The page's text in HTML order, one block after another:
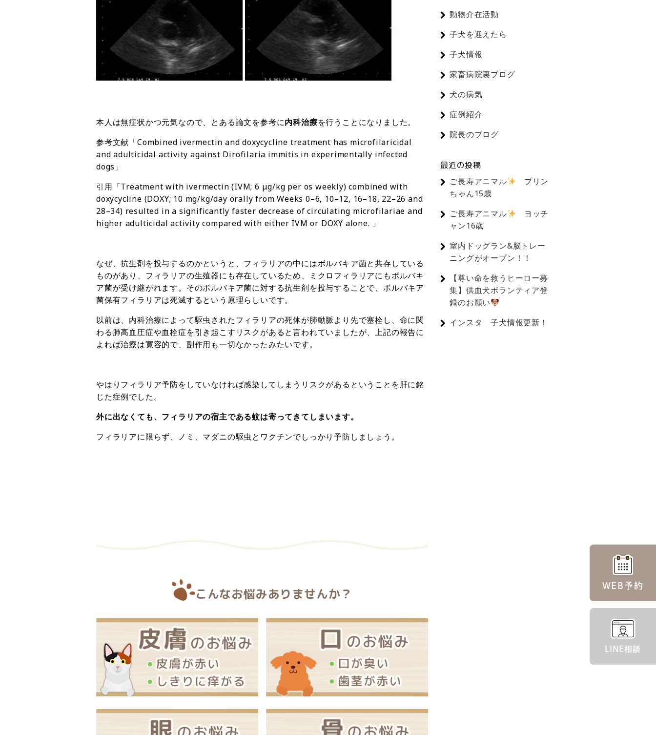
WEB予約
LINE相談
本人は無症状かつ元気なので、とある論文を参考に内科治療を行うことになりました。
参考文献「Combined ivermectin and doxycycline treatment has microfilaricidal
and adulticidal activity against Dirofilaria immitis in experimentally infected
dogs」
引用「Treatment with ivermectin (IVM; 6 μg/kg per os weekly) combined with
doxycycline (DOXY; 10 mg/kg/day orally from Weeks 0–6, 10–12, 16–18, 22–26 and
28–34) resulted in a significantly faster decrease of circulating microfilariae and
higher adulticidal activity compared with either IVM or DOXY alone. 」
なぜ、抗生剤を投与するのかというと、フィラリアの中にはボルバキア菌と共存している
ものがあり、フィラリアの生殖器にも存在しているため、ミクロフィラリアにもボルバキ
ア菌が受け継がれます。そのボルバキア菌に対する抗生剤を投与することで、ボルバキア
菌保有フィラリアは死滅するという原理らしいです。
以前は、内科治療によって駆虫されたフィラリアの死体が肺動脈より先で塞栓し、命に関
わる肺高血圧症や血栓症を引き起こすリスクがあると言われていましたが、上記の報告に
よれば治療は寛容的で、副作用も一切なかったみたいです。
やはりフィラリア予防をしていなければ感染してしまうリスクがあるということを肝に銘
じた症例でした。
外に出なくても、フィラリアの宿主である蚊は寄ってきてしまいます。
フィラリアに限らず、ノミ、マダニの駆虫とワクチンでしっかり予防しましょう。
こんなお悩みありませんか？
動物介在活動
子犬を迎えたら
子犬情報
家畜病院裏ブログ
犬の病気
症例紹介
院長のブログ
最近の投稿
ご長寿アニマル
プリン
ちゃん15歳
ご長寿アニマル
ヨッチ
ャン16歳
室内ドッグラン&脳トレー
ニングがオープン！！
【尊い命を救うヒーロー募
集】供血犬ボランティア登
録のお願い
インスタ 子犬情報更新！